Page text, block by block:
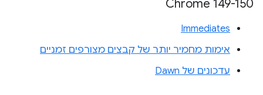
‫Chrome 149-150
Immediates
אימות מחמיר יותר של קבצים מצורפים זמניים
עדכונים של Dawn